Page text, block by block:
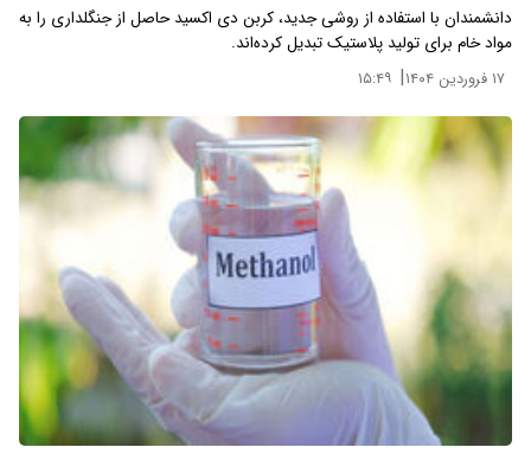
دانشمندان با استفاده از روشی جدید، کربن دی‌ اکسید حاصل از جنگلداری را به
مواد خام برای تولید پلاستیک تبدیل کرده‌اند.
۱۷ فروردین ۱۴۰۴ | ۱۵:۴۹